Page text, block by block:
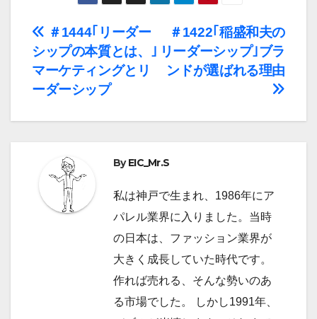
投
稿
ナ
ビ
ー
シ
＃1422｢稲盛和夫の
リーダーシップ｣ブラ
ンドが選ばれる理由
＃1444｢リーダー
シップの本質とは、｣
マーケティングとリ
ーダーシップ
ByEIC_Mr.S
私は神戸で生まれ、1986年にア
パレル業界に入りました。当時
の日本は、ファッション業界が
大きく成長していた時代です。
作れば売れる、そんな勢いのあ
る市場でした。 しかし1991年、